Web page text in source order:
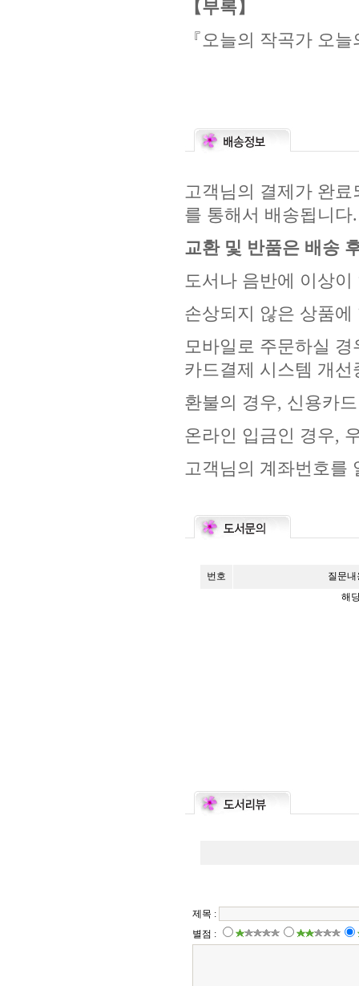
【부록】
『오늘의 작곡가 오
고객님의 결제가 완
를 통해서 배송됩니다.
교환 및 반품은 배송
도서나 음반에 이상
손상되지 않은 상품
모바일로 주문하실
카드결제 시스템 개선
환불의 경우, 신용카
온라인 입금인 경우,
고객님의 계좌번호를